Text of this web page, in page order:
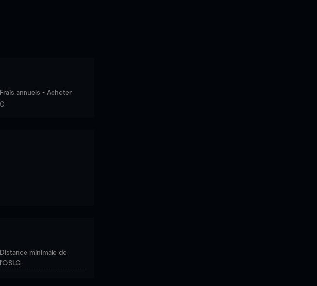
Frais annuels - Acheter
0
Distance minimale de
l'OSLG